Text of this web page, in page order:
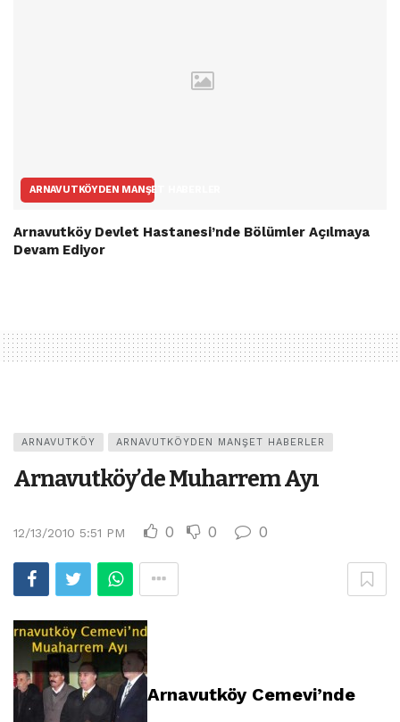
ARNAVUTKÖYDEN MANŞET HABERLER
Arnavutköy Devlet Hastanesi’nde Bölümler Açılmaya
Devam Ediyor
ARNAVUTKÖY ARNAVUTKÖYDEN MANŞET HABERLER
Arnavutköy’de Muharrem Ayı
12/13/2010 5:51 PM 0 0 0
Arnavutköy Cemevi’nde